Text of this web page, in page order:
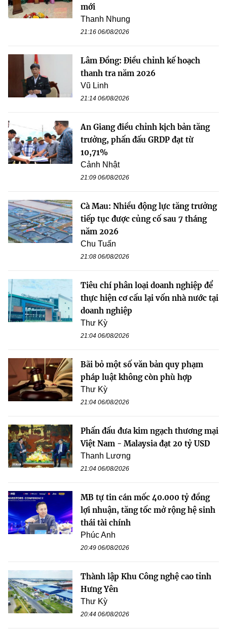
mới
Thanh Nhung
21:16 06/08/2026
Lâm Đồng: Điều chỉnh kế hoạch
thanh tra năm 2026
Vũ Linh
21:14 06/08/2026
An Giang điều chỉnh kịch bản tăng
trưởng, phấn đấu GRDP đạt từ
10,71%
Cảnh Nhật
21:09 06/08/2026
Cà Mau: Nhiều động lực tăng trưởng
tiếp tục được củng cố sau 7 tháng
năm 2026
Chu Tuấn
21:08 06/08/2026
Tiêu chí phân loại doanh nghiệp để
thực hiện cơ cấu lại vốn nhà nước tại
doanh nghiệp
Thư Kỳ
21:04 06/08/2026
Bãi bỏ một số văn bản quy phạm
pháp luật không còn phù hợp
Thư Kỳ
21:04 06/08/2026
Phấn đấu đưa kim ngạch thương mại
Việt Nam - Malaysia đạt 20 tỷ USD
Thanh Lương
21:04 06/08/2026
MB tự tin cán mốc 40.000 tỷ đồng
lợi nhuận, tăng tốc mở rộng hệ sinh
thái tài chính
Phúc Anh
20:49 06/08/2026
Thành lập Khu Công nghệ cao tỉnh
Hưng Yên
Thư Kỳ
20:44 06/08/2026